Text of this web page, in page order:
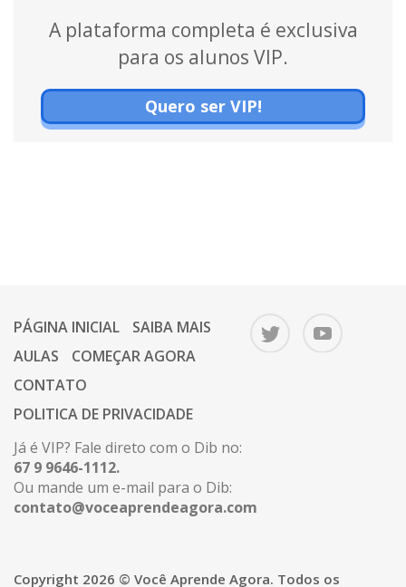
A plataforma completa é exclusiva
para os alunos VIP.
Quero ser VIP!
PÁGINA INICIAL
SAIBA MAIS
AULAS
COMEÇAR AGORA
CONTATO
POLITICA DE PRIVACIDADE
Já é VIP? Fale direto com o Dib no:
67 9 9646-1112.
Ou mande um e-mail para o Dib:
contato@voceaprendeagora.com
Copyright 2026 © Você Aprende Agora. Todos os